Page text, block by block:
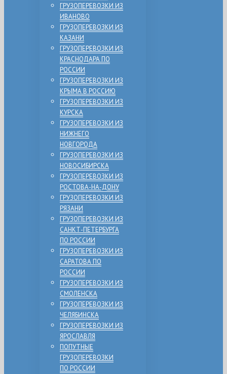
ГРУЗОПЕРЕВОЗКИ ИЗ
ИВАНОВО
ГРУЗОПЕРЕВОЗКИ ИЗ
КАЗАНИ
ГРУЗОПЕРЕВОЗКИ ИЗ
КРАСНОДАРА ПО
РОССИИ
ГРУЗОПЕРЕВОЗКИ ИЗ
КРЫМА В РОССИЮ
ГРУЗОПЕРЕВОЗКИ ИЗ
КУРСКА
ГРУЗОПЕРЕВОЗКИ ИЗ
НИЖНЕГО
НОВГОРОДА
ГРУЗОПЕРЕВОЗКИ ИЗ
НОВОСИБИРСКА
ГРУЗОПЕРЕВОЗКИ ИЗ
РОСТОВА-НА-ДОНУ
ГРУЗОПЕРЕВОЗКИ ИЗ
РЯЗАНИ
ГРУЗОПЕРЕВОЗКИ ИЗ
САНКТ-ПЕТЕРБУРГА
ПО РОССИИ
ГРУЗОПЕРЕВОЗКИ ИЗ
САРАТОВА ПО
РОССИИ
ГРУЗОПЕРЕВОЗКИ ИЗ
СМОЛЕНСКА
ГРУЗОПЕРЕВОЗКИ ИЗ
ЧЕЛЯБИНСКА
ГРУЗОПЕРЕВОЗКИ ИЗ
ЯРОСЛАВЛЯ
ПОПУТНЫЕ
ГРУЗОПЕРЕВОЗКИ
ПО РОССИИ